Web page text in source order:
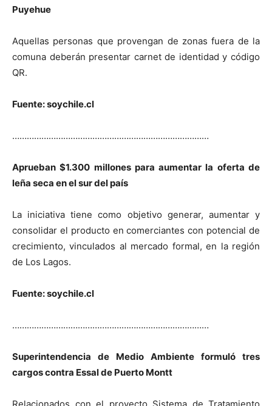
Puyehue
Aquellas personas que provengan de zonas fuera de la
comuna deberán presentar carnet de identidad y código
QR.
Fuente: soychile.cl
………………………………………………………………………
Aprueban $1.300 millones para aumentar la oferta de
leña seca en el sur del país
La iniciativa tiene como objetivo generar, aumentar y
consolidar el producto en comerciantes con potencial de
crecimiento, vinculados al mercado formal, en la región
de Los Lagos.
Fuente: soychile.cl
………………………………………………………………………
Superintendencia de Medio Ambiente formuló tres
cargos contra Essal de Puerto Montt
Relacionados con el proyecto Sistema de Tratamiento